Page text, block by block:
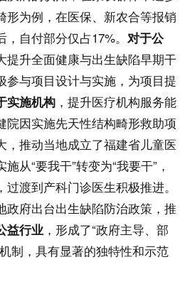
形为例，在医保、新农合等报销
，自付部分仅占17%。对于公
提升全面健康与出生缺陷早期干
参与项目设计与实施，为项目提
实施机构 ，提升医疗机构服务能
院因实施先天性结构畸形救助项
，推动当地成立了福建省儿童医
从“要我干”转变为“我要干”，
渡到产科门诊医生积极推进。
政府出台出生缺陷防治政策，推
益行业 ，形成了“政府主导、部
制，具有显著的独特性和示范